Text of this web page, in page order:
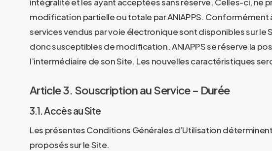
modification partielle ou totale par ANIAPPS. Conformément
services vendus par voie électronique sont disponibles sur le
donc susceptibles de modification. ANIAPPS se réserve la
l’intermédiaire de son Site. Les nouvelles caractéristiques
Article 3. Souscription au Service – Durée
3.1. Accès au Site
Les présentes Conditions Générales d’Utilisation
proposés sur le Site.